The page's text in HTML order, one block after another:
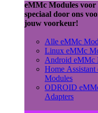
eMMc Modules voor
speciaal door ons
jouw voorkeur!
Alle eMMc
Linux eMMc
Android eMMc
Home
Modules
ODROID
Adapters